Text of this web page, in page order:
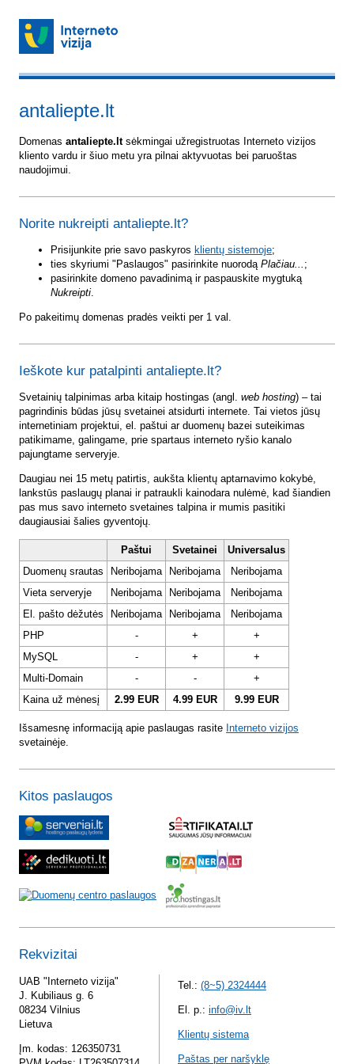
antaliepte.lt
Domenas antaliepte.ltsėkmingai užregistruotas Interneto vizijos
kliento vardu ir šiuo metu yra pilnai aktyvuotas bei paruoštas
naudojimui.
Norite nukreipti antaliepte.lt?
Prisijunkite prie savo paskyros klientų sistemoje;
ties skyriumi "Paslaugos" pasirinkite nuorodą Plačiau... ;
pasirinkite domeno pavadinimą ir paspauskite mygtuką
Nukreipti.
Po pakeitimų domenas pradės veikti per 1 val.
Ieškote kur patalpinti antaliepte.lt?
Svetainių talpinimas arba kitaip hostingas (angl. web hosting) – tai
pagrindinis būdas jūsų svetainei atsidurti internete. Tai vietos jūsų
internetiniam projektui, el. paštui ar duomenų bazei suteikimas
patikimame, galingame, prie spartaus interneto ryšio kanalo
pajungtame serveryje.
Daugiau nei 15 metų patirtis, aukšta klientų aptarnavimo kokybė,
lankstūs paslaugų planai ir patraukli kainodara nulėmė, kad šiandien
pas mus savo interneto svetaines talpina ir mumis pasitiki
daugiausiai šalies gyventojų.
Paštui Svetainei
Universalus
Duomenų srautas
Neribojama Neribojama
Neribojama
Vieta serveryje
Neribojama Neribojama
Neribojama
El. pašto dėžutės
Neribojama Neribojama
Neribojama
PHP
- +
+
MySQL
- +
+
Multi-Domain
- -
+
Kaina už mėnesį
2.99 EUR 4.99 EUR 9.99 EUR
Išsamesnę informaciją apie paslaugas rasite Interneto vizijos
svetainėje.
Kitos paslaugos
Rekvizitai
UAB "Interneto vizija"
J. Kubiliaus g. 6
08234 Vilnius
Lietuva
Įm. kodas: 126350731
Tel.: (8~5) 2324444
El. p.: info@iv.lt
Klientų sistema
Paštas per naršyklę